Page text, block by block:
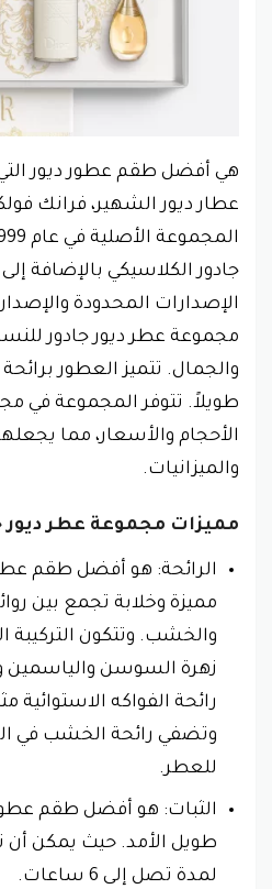
هي أفضل طقم عطور ديور
عطار ديور الشهير، فرانك
جادور الكلاسيكي بالإضافة
الإصدارات المحدودة
مجموعة عطر ديور جادور
والجمال. تتميز العطور
طويلاً. تتوفر المجموعة في
الأحجام والأسعار، مما
والميزانيات.
مميزات مجموعة عطر ديور
الرائحة: هو أفضل طقم
مميزة وخلابة تجمع بين
والخشب. وتتكون
زهرة السوسن والياسمين
رائحة الفواكه الاستوائية
وتضفي رائحة الخشب في
للعطر.
الثبات: هو أفضل طقم عطور
طويل الأمد. حيث يمكن أن
لمدة تصل إلى 6 ساعات.